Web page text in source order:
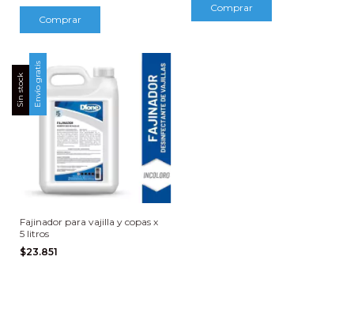
Comprar
Comprar
Sin stock Envío gratis
Fajinador para vajilla y copas x
5 litros
$23.851